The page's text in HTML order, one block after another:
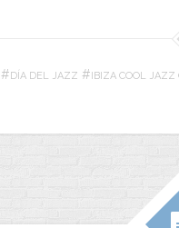
#DÍA DEL JAZZ #IBIZA COOL JAZZ